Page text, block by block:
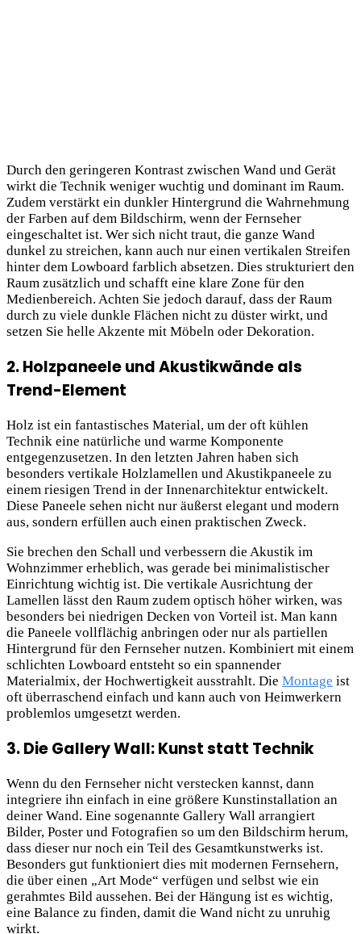
Durch den geringeren Kontrast zwischen Wand und Gerät
wirkt die Technik weniger wuchtig und dominant im Raum.
Zudem verstärkt ein dunkler Hintergrund die Wahrnehmung
der Farben auf dem Bildschirm, wenn der Fernseher
eingeschaltet ist. Wer sich nicht traut, die ganze Wand
dunkel zu streichen, kann auch nur einen vertikalen Streifen
hinter dem Lowboard farblich absetzen. Dies strukturiert den
Raum zusätzlich und schafft eine klare Zone für den
Medienbereich. Achten Sie jedoch darauf, dass der Raum
durch zu viele dunkle Flächen nicht zu düster wirkt, und
setzen Sie helle Akzente mit Möbeln oder Dekoration.
2. Holzpaneele und Akustikwände als
Trend-Element
Holz ist ein fantastisches Material, um der oft kühlen
Technik eine natürliche und warme Komponente
entgegenzusetzen. In den letzten Jahren haben sich
besonders vertikale Holzlamellen und Akustikpaneele zu
einem riesigen Trend in der Innenarchitektur entwickelt.
Diese Paneele sehen nicht nur äußerst elegant und modern
aus, sondern erfüllen auch einen praktischen Zweck.
Sie brechen den Schall und verbessern die Akustik im
Wohnzimmer erheblich, was gerade bei minimalistischer
Einrichtung wichtig ist. Die vertikale Ausrichtung der
Lamellen lässt den Raum zudem optisch höher wirken, was
besonders bei niedrigen Decken von Vorteil ist. Man kann
die Paneele vollflächig anbringen oder nur als partiellen
Hintergrund für den Fernseher nutzen. Kombiniert mit einem
schlichten Lowboard entsteht so ein spannender
Materialmix, der Hochwertigkeit ausstrahlt. Die Montage ist
oft überraschend einfach und kann auch von Heimwerkern
problemlos umgesetzt werden.
3. Die Gallery Wall: Kunst statt Technik
Wenn du den Fernseher nicht verstecken kannst, dann
integriere ihn einfach in eine größere Kunstinstallation an
deiner Wand. Eine sogenannte Gallery Wall arrangiert
Bilder, Poster und Fotografien so um den Bildschirm herum,
dass dieser nur noch ein Teil des Gesamtkunstwerks ist.
Besonders gut funktioniert dies mit modernen Fernsehern,
die über einen „Art Mode“ verfügen und selbst wie ein
gerahmtes Bild aussehen. Bei der Hängung ist es wichtig,
eine Balance zu finden, damit die Wand nicht zu unruhig
wirkt.